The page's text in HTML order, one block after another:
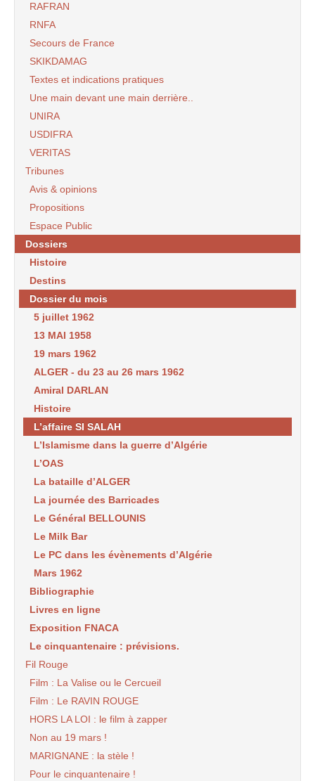
RAFRAN
RNFA
Secours de France
SKIKDAMAG
Textes et indications pratiques
Une main devant une main derrière..
UNIRA
USDIFRA
VERITAS
Tribunes
Avis & opinions
Propositions
Espace Public
Dossiers
Histoire
Destins
Dossier du mois
5 juillet 1962
13 MAI 1958
19 mars 1962
ALGER - du 23 au 26 mars 1962
Amiral DARLAN
Histoire
L’affaire SI SALAH
L’Islamisme dans la guerre d’Algérie
L’OAS
La bataille d’ALGER
La journée des Barricades
Le Général BELLOUNIS
Le Milk Bar
Le PC dans les évènements d’Algérie
Mars 1962
Bibliographie
Livres en ligne
Exposition FNACA
Le cinquantenaire : prévisions.
Fil Rouge
Film : La Valise ou le Cercueil
Film : Le RAVIN ROUGE
HORS LA LOI : le film à zapper
Non au 19 mars !
MARIGNANE : la stèle !
Pour le cinquantenaire !